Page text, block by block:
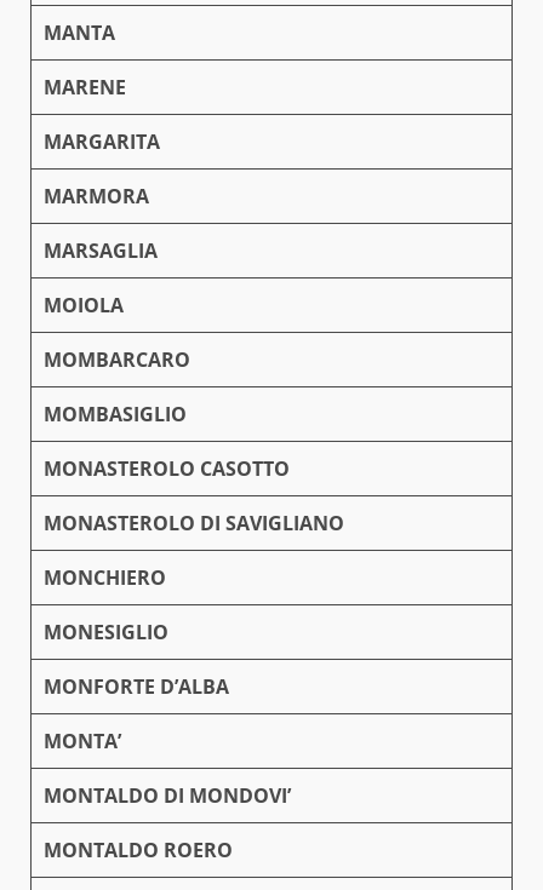
MANTA
MARENE
MARGARITA
MARMORA
MARSAGLIA
MOIOLA
MOMBARCARO
MOMBASIGLIO
MONASTEROLO CASOTTO
MONASTEROLO DI SAVIGLIANO
MONCHIERO
MONESIGLIO
MONFORTE D’ALBA
MONTA’
MONTALDO DI MONDOVI’
MONTALDO ROERO